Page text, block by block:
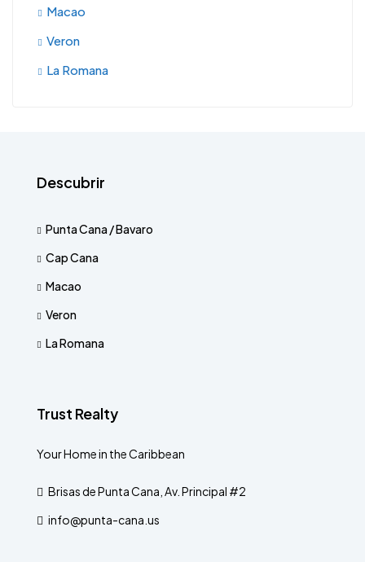
Macao
Veron
La Romana
Descubrir
Punta Cana / Bavaro
Cap Cana
Macao
Veron
La Romana
Trust Realty
Your Home in the Caribbean
Brisas de Punta Cana, Av. Principal #2
info@punta-cana.us